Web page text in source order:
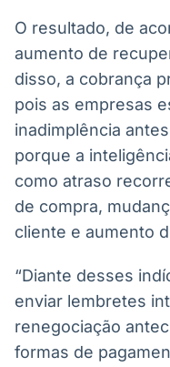
O resultado, de
aumento de
disso, a cobrança
pois as empresas
inadimplência
porque a
como atraso
de compra,
cliente e aumento
“Diante desses
enviar lembretes
renegociação
formas de